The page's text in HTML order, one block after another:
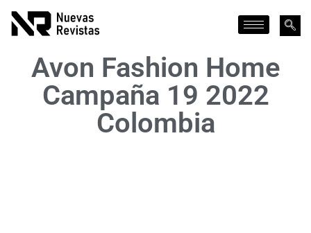
Avon Fashion Home
Campaña 19 2022
Colombia